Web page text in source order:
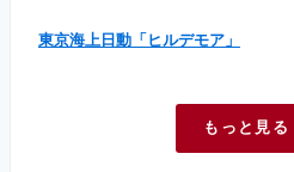
東京海上日動「ヒルデモア」
もっと見る